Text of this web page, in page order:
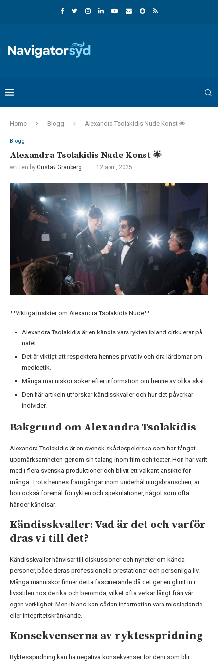
Home Blogg Alexandra Tsolakidis Nude Konst 🌟
Blogg
Alexandra Tsolakidis Nude Konst 🌟
written by Gustav Granberg 12 april, 2025
**Viktiga insikter om Alexandra Tsolakidis Nude**
Alexandra Tsolakidis är en kändis vars rykten ibland cirkulerar på
nätet.
Det är viktigt att respektera hennes privatliv och dra lärdomar om
medieetik.
Många människor söker efter information om henne av olika skäl.
Den här artikeln utforskar kändisskvaller och hur det påverkar
individer.
Bakgrund om Alexandra Tsolakidis
Alexandra Tsolakidis är en svensk skådespelerska som har fångat
uppmärksamheten genom sin talang inom film och teater. Hon har varit
med i flera svenska produktioner och blivit ett välkänt ansikte för
många. Trots hennes framgångar inom underhållningsbranschen, är
hon också föremål för rykten och spekulationer, något som ofta
händer kändisar.
Kändisskvaller: Vad är det och varför
dras vi till det?
Kändisskvaller hänvisar till diskussioner och nyheter om kända
personer, både deras professionella prestationer och personliga liv.
Många människor finner detta fascinerande då det ger en glimt in i
livsstilen hos de rika och berömda, vilket ofta verkar långt från vår
egen verklighet. Men ibland kan sådan information vara missledande
eller integritetskränkande.
Konsekvenserna av ryktesspridning
Ryktesspridning kan ha negativa konsekvenser för dem som blir